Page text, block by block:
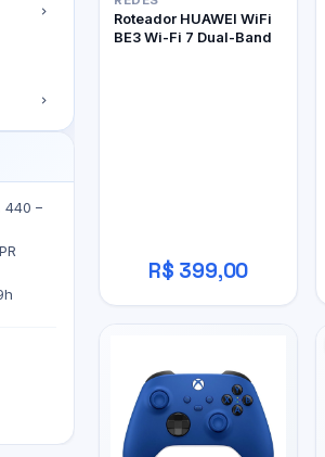
440 –
Roteador HUAWEI WiFi
BE3 Wi-Fi 7 Dual-Band
R$ 399,00